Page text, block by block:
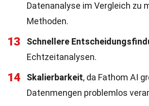
Datenanalyse im Vergleich zu
Methoden.
13 Schnellere
Echtzeitanalysen.
14 Skalierbarkeit, da Fathom AI
Datenmengen problemlos